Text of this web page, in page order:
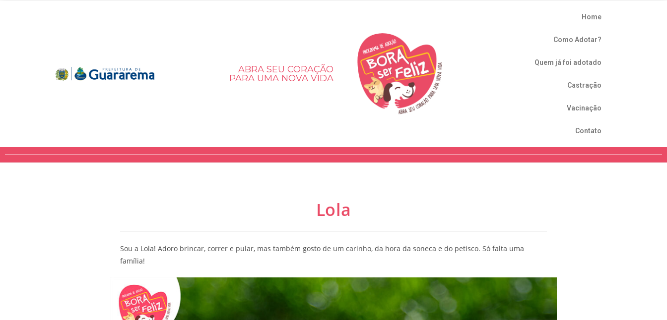
ABRA SEU CORAÇÃO
PARA UMA NOVA VIDA
Home
Como Adotar?
Quem já foi adotado
Castração
Vacinação
Contato
Lola
Sou a Lola! Adoro brincar, correr e pular, mas também gosto de um carinho, da hora da soneca e do petisco. Só falta uma
família!